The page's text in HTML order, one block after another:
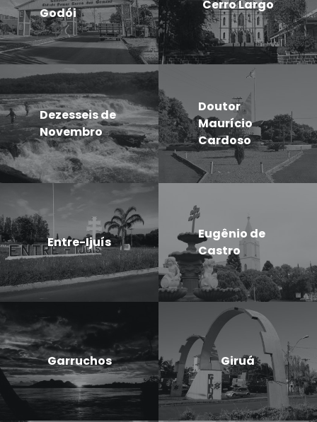
Godói
Cerro Largo
Dezesseis de
Novembro
Doutor
Maurício
Cardoso
Entre-Ijuís
Eugênio de
Castro
Garruchos Giruá